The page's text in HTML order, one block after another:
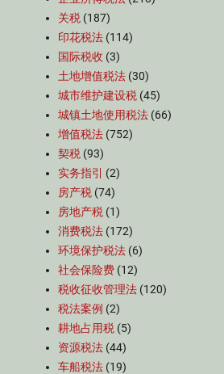
关税 (187)
印花税法 (114)
国际税收 (3)
土地增值税法 (30)
城市维护建设税 (45)
城镇土地使用税法 (66)
增值税法 (752)
契税 (93)
实务指引
(2)
房产税 (74)
房地产税 (1)
消费税法 (172)
环境保护税法 (6)
社会保险费 (12)
税收征收管理法 (120)
税法案例 (2)
耕地占用税 (5)
资源税法 (44)
车船税法 (19)